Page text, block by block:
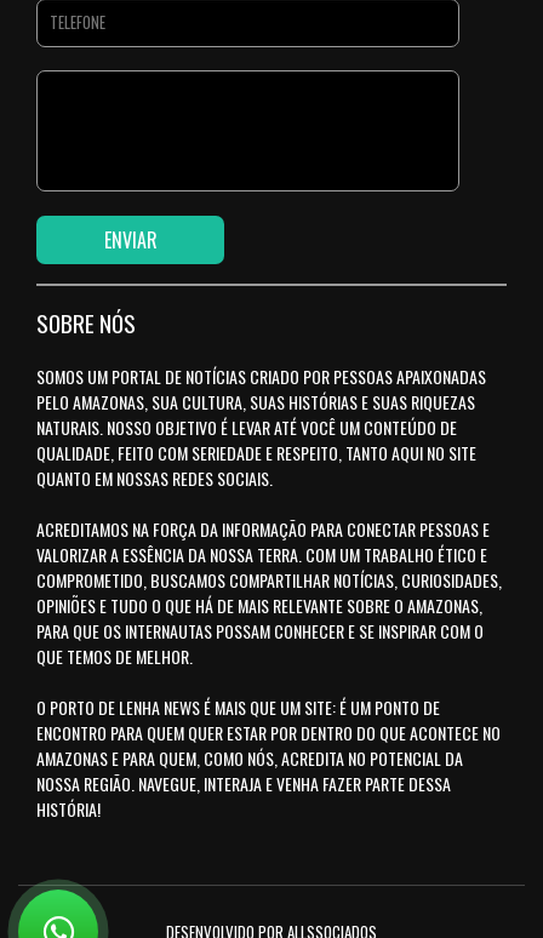
SOBRE NÓS
SOMOS UM PORTAL DE NOTÍCIAS CRIADO POR PESSOAS APAIXONADAS
PELO AMAZONAS, SUA CULTURA, SUAS HISTÓRIAS E SUAS RIQUEZAS
NATURAIS. NOSSO OBJETIVO É LEVAR ATÉ VOCÊ UM CONTEÚDO DE
QUALIDADE, FEITO COM SERIEDADE E RESPEITO, TANTO AQUI NO SITE
QUANTO EM NOSSAS REDES SOCIAIS.
ACREDITAMOS NA FORÇA DA INFORMAÇÃO PARA CONECTAR PESSOAS E
VALORIZAR A ESSÊNCIA DA NOSSA TERRA. COM UM TRABALHO ÉTICO E
COMPROMETIDO, BUSCAMOS COMPARTILHAR NOTÍCIAS, CURIOSIDADES,
OPINIÕES E TUDO O QUE HÁ DE MAIS RELEVANTE SOBRE O AMAZONAS,
PARA QUE OS INTERNAUTAS POSSAM CONHECER E SE INSPIRAR COM O
QUE TEMOS DE MELHOR.
O PORTO DE LENHA NEWS É MAIS QUE UM SITE: É UM PONTO DE
ENCONTRO PARA QUEM QUER ESTAR POR DENTRO DO QUE ACONTECE NO
AMAZONAS E PARA QUEM, COMO NÓS, ACREDITA NO POTENCIAL DA
NOSSA REGIÃO. NAVEGUE, INTERAJA E VENHA FAZER PARTE DESSA
HISTÓRIA!
DESENVOLVIDO POR ALLSSOCIADOS